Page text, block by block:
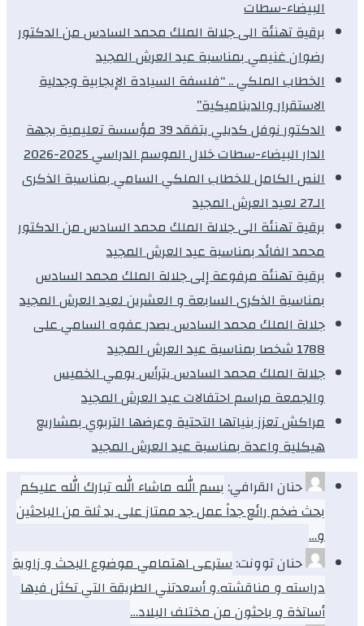
البيضاء-سطات
برقية تهنئة الى جلالة الملك محمد السادس من الدكتور
رضوان غنيمي بمناسبة عيد العرش المجيد
الخطاب الملكي .. “فلسفة السيادة الإيجابية وجدلية
الاستقرار والديناميكية”
الدكتور نوفل كديلي يتفقد 39 مؤسسة تعليمية بجهة
الدار البيضاء-سطات خلال الموسم الدراسي 2025-2026
النص الكامل للخطاب الملكي السامي بمناسبة الذكرى
الـ27 لعيد العرش المجيد
برقية تهنئة الى جلالة الملك محمد السادس من الدكتور
محمد الفائد بمناسبة عيد العرش المجيد
برقية تهنئة مرفوعة إلى جلالة الملك محمد السادس
بمناسبة الذكرى السابعة و العشرين لعيد العرش المجيد
جلالة الملك محمد السادس يصدر عفوه السامي على
1788 شخصا بمناسبة عيد العرش المجيد
جلالة الملك محمد السادس يترأس يومي الخميس
والجمعة مراسم احتفالات عيد العرش المجيد
مراكش تعزز بنياتها التحتية وعرضها التربوي بمشاريع
هيكلية واعدة بمناسبة عيد العرش المجيد
حنان القرافي: بسم الله ماشاء الله تبارك الله عليكم
بحث ضخم رائع جداً عمل جد ممتاز على يد ثلة من الباحثين
و…
حنان توونت:سترعى اهتمامي موضوع البحث و زاوية
دراسته و مناقشته.و أسعدتني الطريقة التي تكثل فيها
أساتذة و باحثون من مختلف البلاد…